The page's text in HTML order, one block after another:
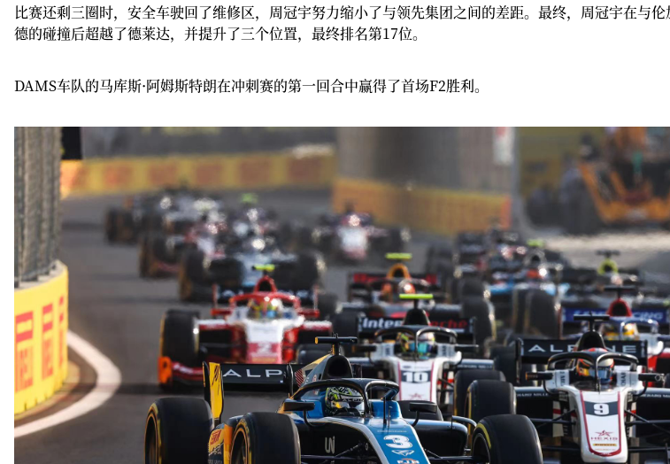
比赛还剩三圈时，安全车驶回了维修区，周冠宇努力缩小了与领先集团之间的差距。最终，周冠宇在与伦
德的碰撞后超越了德莱达，并提升了三个位置，最终排名第17位。
DAMS车队的马库斯·阿姆斯特朗在冲刺赛的第一回合中赢得了首场F2胜利。